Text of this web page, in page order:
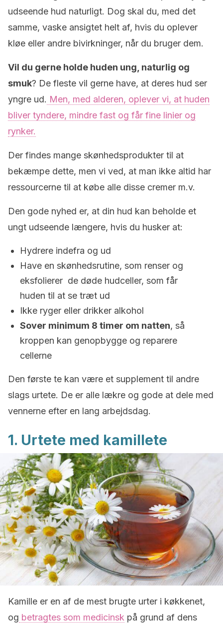
udseende hud naturligt. Dog skal du, med det
samme, vaske ansigtet helt af, hvis du oplever
kløe eller andre bivirkninger, når du bruger dem.
Vil du gerne holde huden ung, naturlig og
smuk? De fleste vil gerne have, at deres hud ser
yngre ud. Men, med alderen, oplever vi, at huden
bliver tyndere, mindre fast og får fine linier og
rynker.
Der findes mange skønhedsprodukter til at
bekæmpe dette, men vi ved, at man ikke altid har
ressourcerne til at købe alle disse cremer m.v.
Den gode nyhed er, at din hud kan beholde et
ungt udseende længere, hvis du husker at:
Hydrere indefra og ud
Have en skønhedsrutine, som renser og
eksfolierer de døde hudceller, som får
huden til at se træt ud
Ikke ryger eller drikker alkohol
Sover minimum 8 timer om natten, så
kroppen kan genopbygge og reparere
cellerne
Den første te kan være et supplement til andre
slags urtete. De er alle lækre og gode at dele med
vennerne efter en lang arbejdsdag.
1. Urtete med kamillete
Kamille er en af de mest brugte urter i køkkenet,
og betragtes som medicinsk på grund af dens